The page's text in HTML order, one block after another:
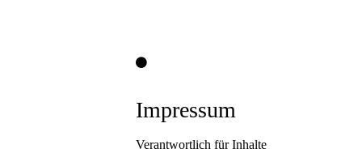
Impressum
Verantwortlich für Inhalte